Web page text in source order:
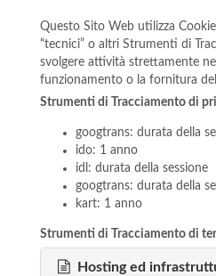
Questo Sito Web utilizza
“tecnici” o altri Strumenti di
svolgere attività strettamente
funzionamento o la fornitura
Strumenti di Tracciamento di
googtrans: durata della
ido: 1 anno
idl: durata della sessione
googtrans: durata della
kart: 1 anno
Strumenti di Tracciamento di
Hosting ed